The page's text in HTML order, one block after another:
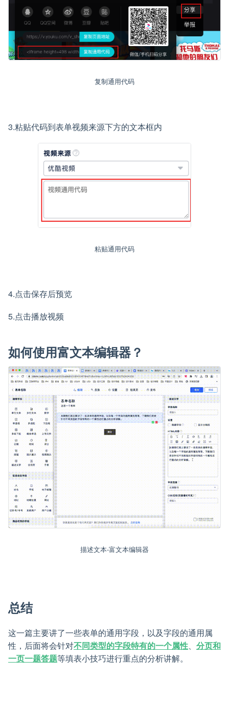
复制通用代码
3.粘贴代码到表单视频来源下方的文本框内
粘贴通用代码
4.点击保存后预览
5.点击播放视频
如何使用富文本编辑器？
描述文本-富文本编辑器
总结
这一篇主要讲了一些表单的通用字段，以及字段的通用属
性，后面将会针对不同类型的字段特有的一个属性、 分页和
一页一题答题等填表小技巧进行重点的分析讲解。